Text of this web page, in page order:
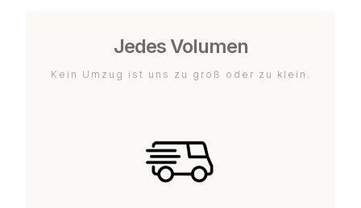
Jedes Volumen
Kein Umzug ist uns zu groß oder zu klein.